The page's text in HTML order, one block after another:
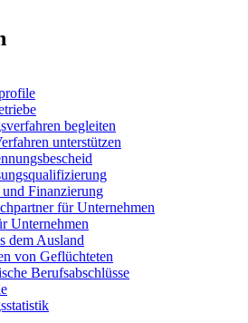
begleiten
unterstützen
Finanzierung
für Unternehmen
Unternehmen
dem Ausland
von Geflüchteten
Berufsabschlüsse